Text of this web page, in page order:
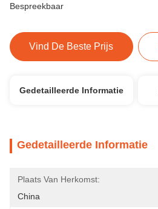
Bespreekbaar
Vind De Beste Prijs
Gedetailleerde Informatie
Gedetailleerde Informatie
Plaats Van Herkomst:
China